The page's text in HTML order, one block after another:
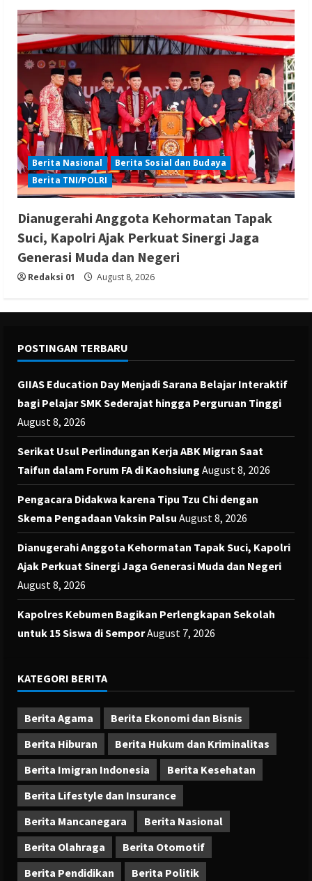
Berita Nasional
Berita Sosial dan Budaya
Berita TNI/POLRI
Dianugerahi Anggota Kehormatan Tapak
Suci, Kapolri Ajak Perkuat Sinergi Jaga
Generasi Muda dan Negeri
Redaksi 01 August 8, 2026
POSTINGAN TERBARU
GIIAS Education Day Menjadi Sarana Belajar Interaktif
bagi Pelajar SMK Sederajat hingga Perguruan Tinggi
August 8, 2026
Serikat Usul Perlindungan Kerja ABK Migran Saat
Taifun dalam Forum FA di Kaohsiung August 8, 2026
Pengacara Didakwa karena Tipu Tzu Chi dengan
Skema Pengadaan Vaksin Palsu August 8, 2026
Dianugerahi Anggota Kehormatan Tapak Suci, Kapolri
Ajak Perkuat Sinergi Jaga Generasi Muda dan Negeri
August 8, 2026
Kapolres Kebumen Bagikan Perlengkapan Sekolah
untuk 15 Siswa di SemporAugust 7, 2026
KATEGORI BERITA
Berita Agama
Berita Ekonomi dan Bisnis
Berita Hiburan
Berita Hukum dan Kriminalitas
Berita Imigran Indonesia
Berita Kesehatan
Berita Lifestyle dan Insurance
Berita Mancanegara
Berita Nasional
Berita Olahraga
Berita Otomotif
Berita Pendidikan
Berita Politik